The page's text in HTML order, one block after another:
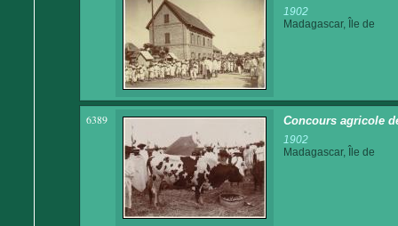
1902
Madagascar, Île de
6389 Concours agricole
1902
Madagascar, Île de